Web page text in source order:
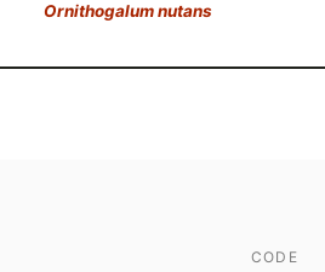
Ornithogalum nutans
CODE